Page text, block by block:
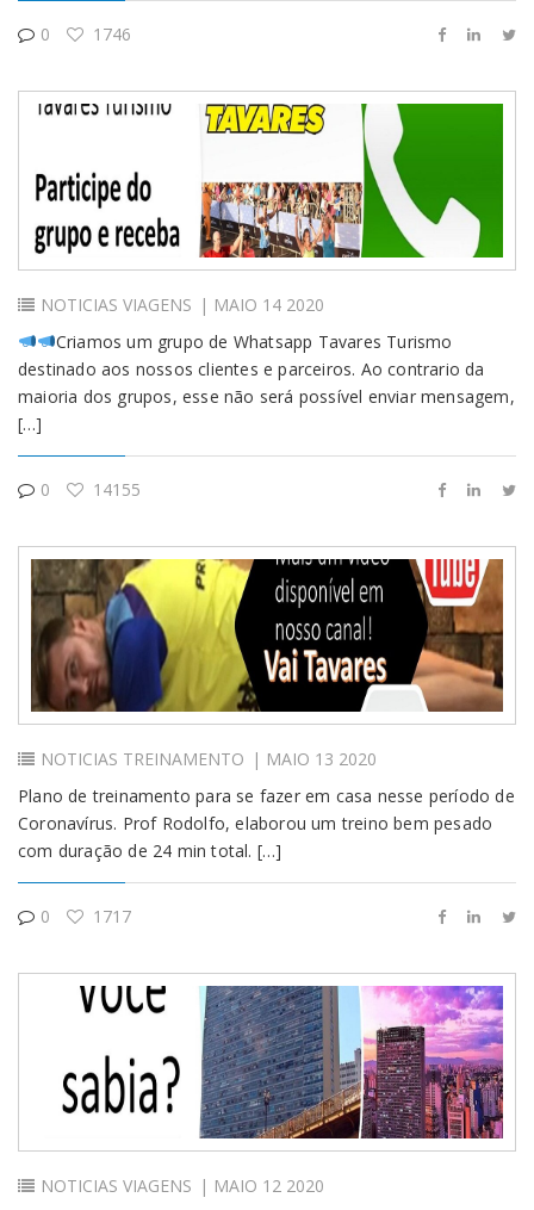
0 1746
NOTICIAS VIAGENS | MAIO 14 2020
Criamos um grupo de Whatsapp Tavares Turismo
destinado aos nossos clientes e parceiros. Ao contrario da
maioria dos grupos, esse não será possível enviar mensagem,
[…]
0 14155
NOTICIAS TREINAMENTO | MAIO 13 2020
Plano de treinamento para se fazer em casa nesse período de
Coronavírus. Prof Rodolfo, elaborou um treino bem pesado
com duração de 24 min total. […]
0 1717
NOTICIAS VIAGENS | MAIO 12 2020